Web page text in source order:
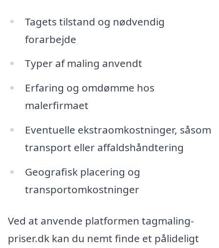
Tagets tilstand og nødvendig
forarbejde
Typer af maling anvendt
Erfaring og omdømme hos
malerfirmaet
Eventuelle ekstraomkostninger, såsom
transport eller affaldshåndtering
Geografisk placering og
transportomkostninger
Ved at anvende platformen tagmaling-
priser.dk kan du nemt finde et pålideligt